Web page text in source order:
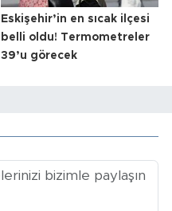
Eskişehir’in en sıcak ilçesi
belli oldu! Termometreler
39’u görecek